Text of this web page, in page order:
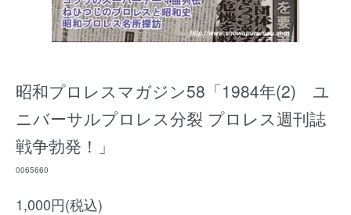
昭和プロレスマガジン58「1984年(2) ユ
ニバーサルプロレス分裂 プロレス週刊誌
戦争勃発！」
0065660
1,000円(税込)